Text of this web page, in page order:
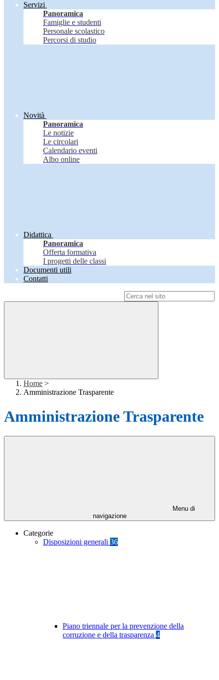
Servizi
Panoramica
Famiglie e studenti
Personale scolastico
Percorsi di studio
Novità
Panoramica
Le notizie
Le circolari
Calendario eventi
Albo online
Didattica
Panoramica
Offerta formativa
I progetti delle classi
Documenti utili
Contatti
Home >
Amministrazione Trasparente
Amministrazione Trasparente
Menu di
navigazione
Categorie
Disposizioni generali 36
Piano triennale per la prevenzione della
corruzione e della trasparenza 4